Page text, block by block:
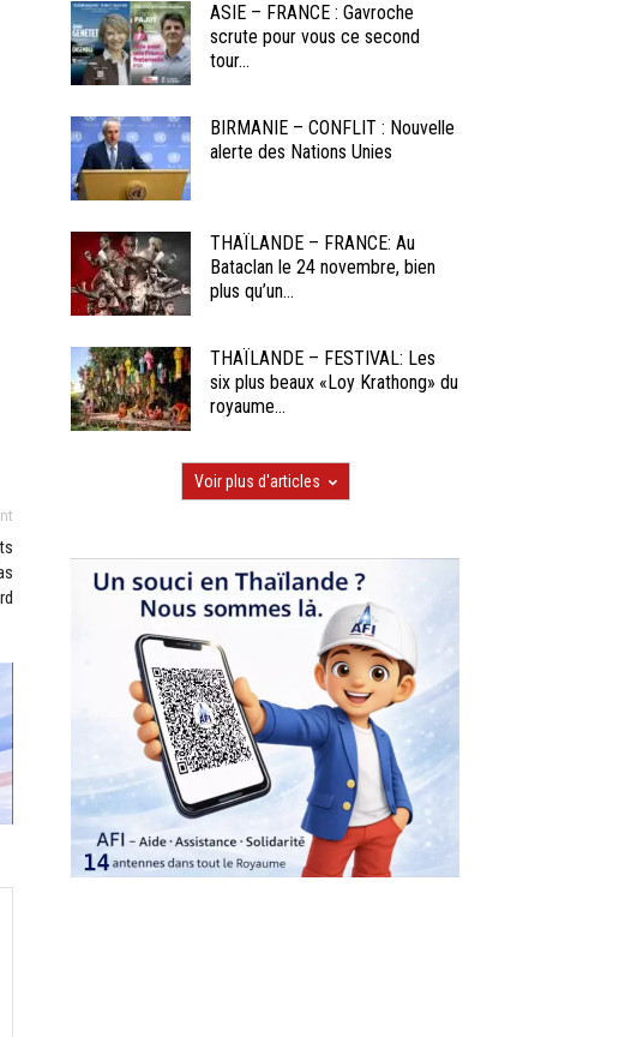
ASIE – FRANCE : Gavroche
scrute pour vous ce second
tour...
BIRMANIE – CONFLIT : Nouvelle
alerte des Nations Unies
THAÏLANDE – FRANCE: Au
Bataclan le 24 novembre, bien
plus qu’un...
THAÏLANDE – FESTIVAL: Les
six plus beaux «Loy Krathong» du
royaume...
Voir plus d'articles